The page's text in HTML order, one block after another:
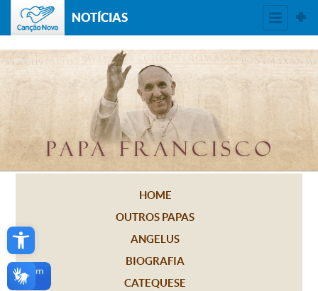
Open toolbar
NOTÍCIAS
HOME
OUTROS PAPAS
ANGELUS
BIOGRAFIA
CATEQUESE